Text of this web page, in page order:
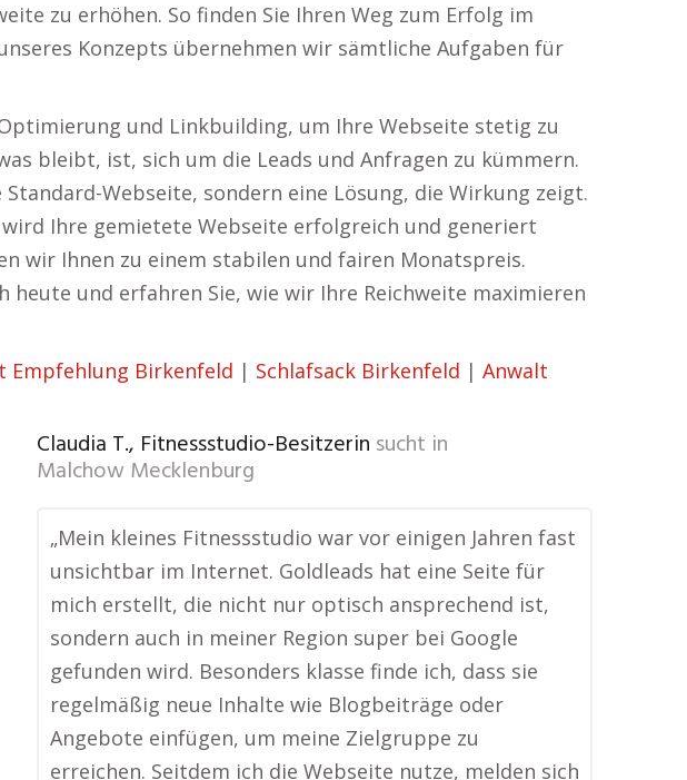
zu erhöhen. So finden Sie Ihren Weg zum Erfolg im
Konzepts übernehmen wir sämtliche Aufgaben für
und Linkbuilding, um Ihre Webseite stetig zu
bleibt, ist, sich um die Leads und Anfragen zu kümmern.
Webseite, sondern eine Lösung, die Wirkung zeigt.
Ihre gemietete Webseite erfolgreich und generiert
wir Ihnen zu einem stabilen und fairen Monatspreis.
heute und erfahren Sie, wie wir Ihre Reichweite maximieren
Empfehlung Birkenfeld | Schlafsack Birkenfeld | Anwalt
Claudia T., Fitnessstudio-Besitzerin sucht in
Malchow Mecklenburg
„Mein kleines Fitnessstudio war vor einigen Jahren fast
unsichtbar im Internet. Goldleads hat eine Seite für
mich erstellt, die nicht nur optisch ansprechend ist,
sondern auch in meiner Region super bei Google
gefunden wird. Besonders klasse finde ich, dass sie
regelmäßig neue Inhalte wie Blogbeiträge oder
Angebote einfügen, um meine Zielgruppe zu
erreichen. Seitdem ich die Webseite nutze, melden sich